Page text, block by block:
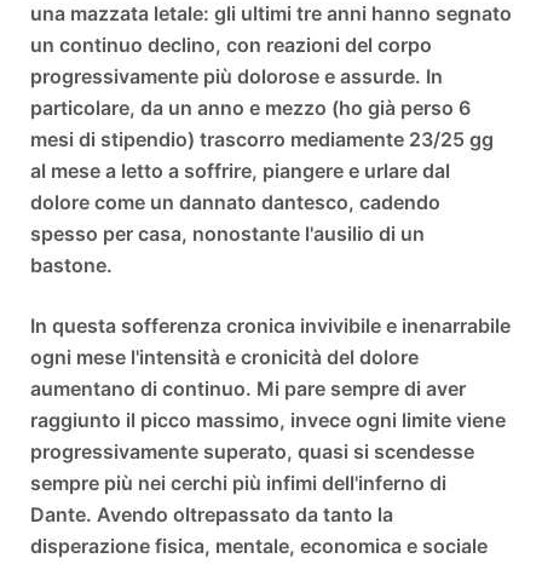
una mazzata letale: gli ultimi tre anni hanno segnato
un continuo declino, con reazioni del corpo
progressivamente più dolorose e assurde. In
particolare, da un anno e mezzo (ho già perso 6
mesi di stipendio) trascorro mediamente 23/25 gg
al mese a letto a soffrire, piangere e urlare dal
dolore come un dannato dantesco, cadendo
spesso per casa, nonostante l'ausilio di un
bastone.
In questa sofferenza cronica invivibile e inenarrabile
ogni mese l'intensità e cronicità del dolore
aumentano di continuo. Mi pare sempre di aver
raggiunto il picco massimo, invece ogni limite viene
progressivamente superato, quasi si scendesse
sempre più nei cerchi più infimi dell'inferno di
Dante. Avendo oltrepassato da tanto la
disperazione fisica, mentale, economica e sociale